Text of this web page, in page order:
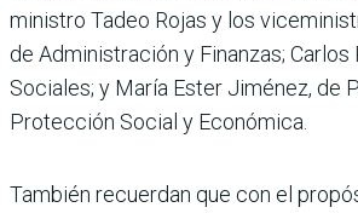
ministro Tadeo Rojas y los
de Administración y Finanzas;
Sociales; y María Ester Jiménez, de
Protección Social y Económica.
También recuerdan que con el